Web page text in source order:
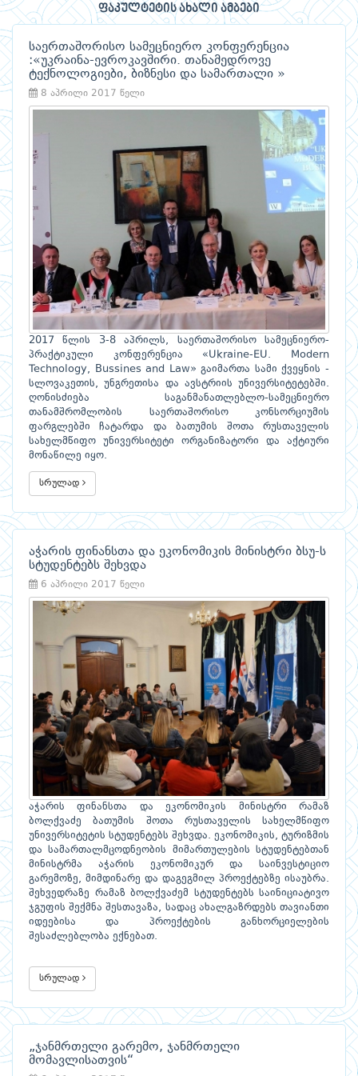
ფაკულტეტის ახალი ამბები
საერთაშორისო სამეცნიერო კონფერენცია
:«უკრაინა-ევროკავშირი. თანამედროვე
ტექნოლოგიები, ბიზნესი და სამართალი »
8 აპრილი 2017 წელი
2017 წლის 3-8 აპრილს, საერთაშორისო სამეცნიერო-
პრაქტიკული კონფერენცია «Ukraine-EU. Modern
Technology, Bussines and Law» გაიმართა სამი ქვეყნის -
სლოვაკეთის, უნგრეთისა და ავსტრიის უნივერსიტეტებში.
ღონისძიება საგანმანათლებლო-სამეცნიერო
თანამშრომლობის საერთაშორისო კონსორციუმის
ფარგლებში ჩატარდა და ბათუმის შოთა რუსთაველის
სახელმწიფო უნივერსიტეტი ორგანიზატორი და აქტიური
მონაწილე იყო.
სრულად
აჭარის ფინანსთა და ეკონომიკის მინისტრი ბსუ-ს
სტუდენტებს შეხვდა
6 აპრილი 2017 წელი
აჭარის ფინანსთა და ეკონომიკის მინისტრი რამაზ
ბოლქვაძე ბათუმის შოთა რუსთაველის სახელმწიფო
უნივერსიტეტის სტუდენტებს შეხვდა. ეკონომიკის, ტურიზმის
და სამართალმცოდნეობის მიმართულების სტუდენტებთან
მინისტრმა აჭარის ეკონომიკურ და საინვესტიციო
გარემოზე, მიმდინარე და დაგეგმილ პროექტებზე ისაუბრა.
შეხვედრაზე რამაზ ბოლქვაძემ სტუდენტებს საინიციატივო
ჯგუფის შექმნა შესთავაზა, სადაც ახალგაზრდებს თავიანთი
იდეებისა და პროექტების განხორციელების
შესაძლებლობა ექნებათ.
სრულად
„ჯანმრთელი გარემო, ჯანმრთელი
მომავლისათვის“